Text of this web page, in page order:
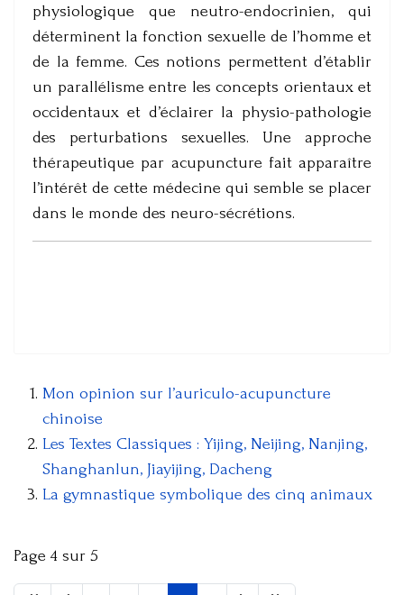
physiologique que neutro-endocrinien, qui
déterminent la fonction sexuelle de l’homme et
de la femme. Ces notions permettent d’établir
un parallélisme entre les concepts orientaux et
occidentaux et d’éclairer la physio-pathologie
des perturbations sexuelles. Une approche
thérapeutique par acupuncture fait apparaître
l’intérêt de cette médecine qui semble se placer
dans le monde des neuro-sécrétions.
Mon opinion sur l’auriculo-acupuncture
chinoise
Les Textes Classiques : Yijing, Neijing, Nanjing,
Shanghanlun, Jiayijing, Dacheng
La gymnastique symbolique des cinq animaux
Page 4 sur 5